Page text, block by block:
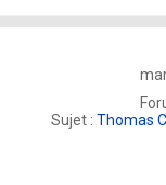
Sujet : Thomas